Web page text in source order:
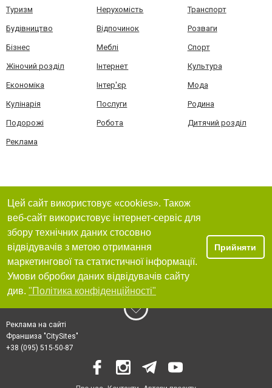
Туризм Нерухомість Транспорт
Будівництво Відпочинок Розваги
Бізнес Меблі Спорт
Жіночий розділ Інтернет Культура
Економіка Інтер'єр Мода
Кулінарія Послуги Родина
Подорожі Робота Дитячий розділ
Реклама
Цей сайт використовує «cookies». Також
веб-сайт використовує інтернет-сервіс для
збору технічних даних стосовно
відвідувачів з метою отримання
маркетингової та статистичної інформації.
Умови обробки даних відвідувачів сайту
див. "Політика конфіденційності"
Прийняти
Реклама на сайті
Франшиза "CitySites"
+38 (095) 515-50-87